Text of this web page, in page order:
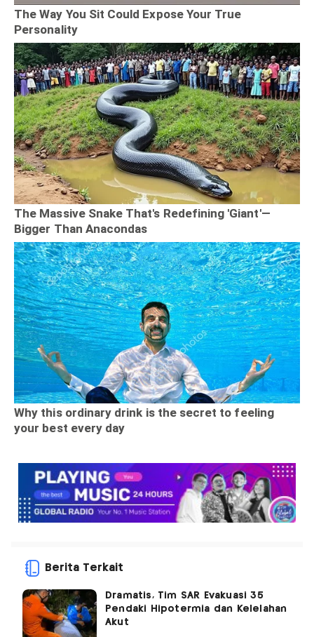
Berita Terkait
Dramatis, Tim SAR Evakuasi 35
Pendaki Hipotermia dan Kelelahan
Akut